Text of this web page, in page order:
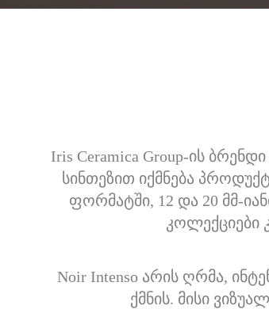
Iris Ceramica Group-ის
სინთეზით იქმნება
ფორმატში, 12 და 20 მმ-
კოლექციები
Noir Intenso არის ღრმა,
ქმნის. მისი